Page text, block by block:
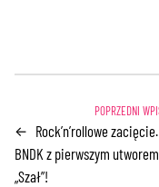
← Rock’n’rollowe zacięcie.
BNDK z pierwszym utworem
„Szał”!